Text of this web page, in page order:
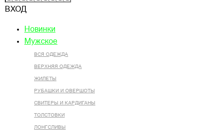
ВХОД
Новинки
Мужское
ВСЯ ОДЕЖДА
ВЕРХНЯЯ ОДЕЖДА
ЖИЛЕТЫ
РУБАШКИ И ОВЕРШОТЫ
СВИТЕРЫ И КАРДИГАНЫ
ТОЛСТОВКИ
ЛОНГСЛИВЫ